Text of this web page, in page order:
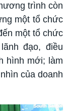
trình còn
một tổ chức
một tổ chức
đạo, điều
hình mới; làm
của doanh